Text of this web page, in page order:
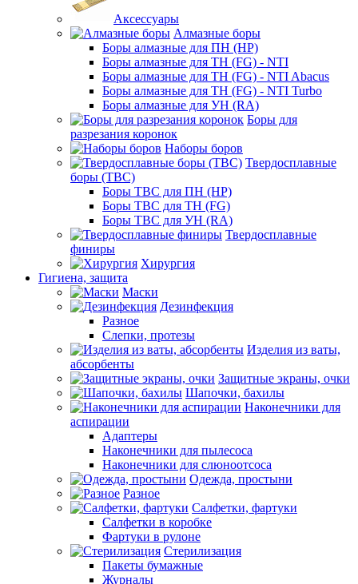
Аксессуары
Алмазные боры
Боры алмазные для ПН (HP)
Боры алмазные для ТН (FG) - NTI
Боры алмазные для ТН (FG) - NTI Abacus
Боры алмазные для ТН (FG) - NTI Turbo
Боры алмазные для УН (RA)
Боры для
разрезания коронок
Наборы боров
Твердосплавные
боры (ТВС)
Боры ТВС для ПН (HP)
Боры ТВС для ТН (FG)
Боры ТВС для УН (RA)
Твердосплавные
финиры
Хирургия
Гигиена, защита
Маски
Дезинфекция
Разное
Слепки, протезы
Изделия из ваты,
абсорбенты
Защитные экраны, очки
Шапочки, бахилы
Наконечники для
аспирации
Адаптеры
Наконечники для пылесоса
Наконечники для слюноотсоса
Одежда, простыни
Разное
Салфетки, фартуки
Салфетки в коробке
Фартуки в рулоне
Стерилизация
Пакеты бумажные
Журналы